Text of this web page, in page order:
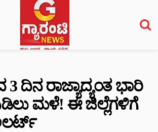
ದಿನ ರಾಜ್ಯಾದ್ಯಂತ ಭಾರಿ
ಮಳೆ! ಈ ಜಿಲ್ಲೆಗಳಿಗೆ